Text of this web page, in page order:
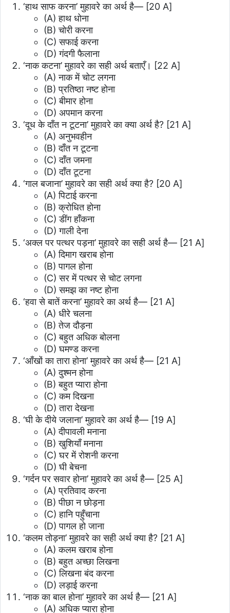
‘हाथ साफ करना’ मुहावरे का अर्थ है— [20 A]
(A) हाथ धोना
(B) चोरी करना
(C) सफाई करना
(D) गंदगी फैलाना
‘नाक कटना’ मुहावरे का सही अर्थ बताएँ। [22 A]
(A) नाक में चोट लगना
(B) प्रतिष्ठा नष्ट होना
(C) बीमार होना
(D) अपमान करना
‘दूध के दाँत न टूटना’ मुहावरे का क्या अर्थ है? [21 A]
(A) अनुभवहीन
(B) दाँत न टूटना
(C) दाँत जमना
(D) दाँत टूटना
‘गाल बजाना’ मुहावरे का सही अर्थ क्या है? [20 A]
(A) पिटाई करना
(B) क्रोधित होना
(C) डींग हाँकना
(D) गाली देना
‘अक्ल पर पत्थर पड़ना’ मुहावरे का सही अर्थ है— [21 A]
(A) दिमाग खराब होना
(B) पागल होना
(C) सर में पत्थर से चोट लगना
(D) समझ का नष्ट होना
‘हवा से बातें करना’ मुहावरे का अर्थ है— [21 A]
(A) धीरे चलना
(B) तेज दौड़ना
(C) बहुत अधिक बोलना
(D) घमण्ड करना
‘आँखों का तारा होना’ मुहावरे का अर्थ है— [21 A]
(A) दुश्मन होना
(B) बहुत प्यारा होना
(C) कम दिखना
(D) तारा देखना
‘घी के दीये जलाना’ मुहावरे का अर्थ है— [19 A]
(A) दीपावली मनाना
(B) खुशियाँ मनाना
(C) घर में रोशनी करना
(D) घी बेचना
‘गर्दन पर सवार होना’ मुहावरे का अर्थ है— [25 A]
(A) प्रतिवाद करना
(B) पीछा न छोड़ना
(C) हानि पहुँचाना
(D) पागल हो जाना
‘कलम तोड़ना’ मुहावरे का सही अर्थ क्या है? [21 A]
(A) कलम खराब होना
(B) बहुत अच्छा लिखना
(C) लिखना बंद करना
(D) लड़ाई करना
‘नाक का बाल होना’ मुहावरे का अर्थ है— [21 A]
(A) अधिक प्यारा होना